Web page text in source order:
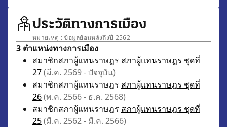
ประวัติทางการเมือง
หมายเหตุ : ข้อมูลย้อนหลังถึงปี 2562
3 ตำแหน่งทางการเมือง
สมาชิกสภาผู้แทนราษฎร สภาผู้แทนราษฎร ชุดที่
27(มี.ค. 2569 - ปัจจุบัน)
สมาชิกสภาผู้แทนราษฎร สภาผู้แทนราษฎร ชุดที่
26(พ.ค. 2566 - ธ.ค. 2568)
สมาชิกสภาผู้แทนราษฎร สภาผู้แทนราษฎร ชุดที่
25(มี.ค. 2562 - มี.ค. 2566)